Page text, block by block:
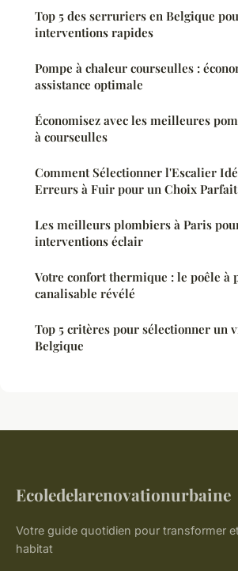
Top 5 des serruriers en Belgique
interventions rapides
Pompe à chaleur courseulles :
assistance optimale
Économisez avec les meilleures
à courseulles
Comment Sélectionner l'Escalier
Erreurs à Fuir pour un Choix Parfait
Les meilleurs plombiers à Paris
interventions éclair
Votre confort thermique : le poêle à
canalisable révélé
Top 5 critères pour sélectionner un
Belgique
Ecoledelarenovationurbaine
Votre guide quotidien pour transformer
habitat